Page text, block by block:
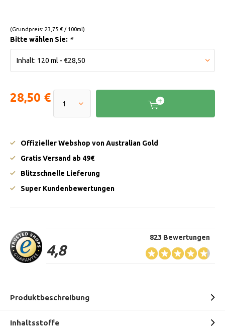
(Grundpreis: 23,75 € / 100ml)
Bitte wählen Sie: *
28,50 €
Offizieller Webshop von Australian Gold
Gratis Versand ab 49€
Blitzschnelle Lieferung
Super Kundenbewertungen
4,8
823 Bewertungen
Produktbeschreibung
Inhaltsstoffe